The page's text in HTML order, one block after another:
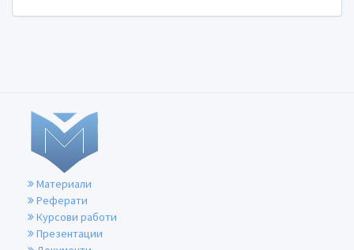
Материали
Реферати
Курсови работи
Презентации